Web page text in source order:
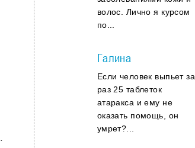
волос. Лично я курсом
по...
Галина
Если человек выпьет за
раз 25 таблеток
атаракса и ему не
оказать помощь, он
умрет?...